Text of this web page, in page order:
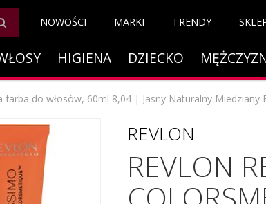
NOWOŚCI MARKI TRENDY
HIGIENA DZIECKO
do włosów, 60ml 8,04 | Jasny Naturalny Miedziany
REVLON
REVLON